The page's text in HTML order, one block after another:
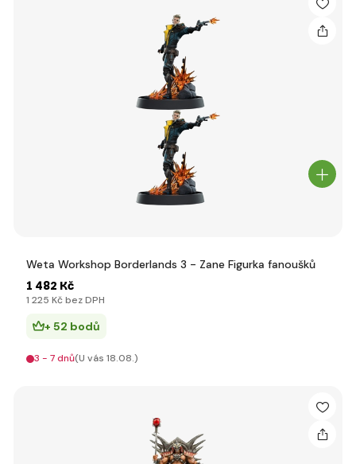
Weta Workshop Borderlands 3 - Zane Figurka fanoušků
1 482 Kč
1 225 Kč bez DPH
+ 52 bodů
3 - 7 dnů(U vás 18.08.)